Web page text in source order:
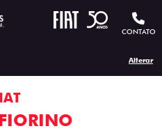
CONTATO
Alterar